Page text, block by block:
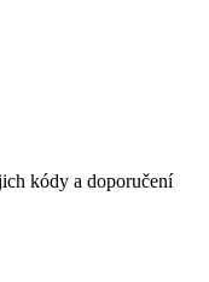
kódy a doporučení